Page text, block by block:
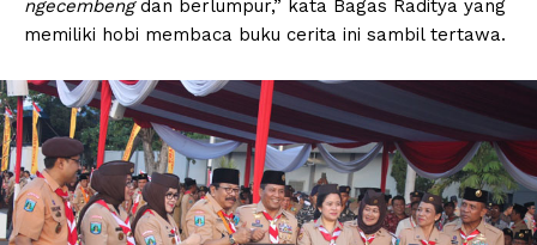
ngecembengdan berlumpur,” kata Bagas Raditya yang
memiliki hobi membaca buku cerita ini sambil tertawa.